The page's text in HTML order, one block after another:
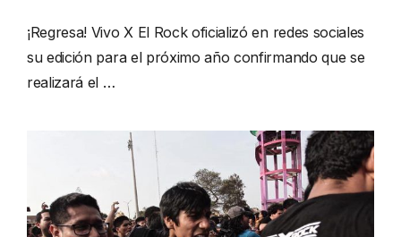
¡Regresa! Vivo X El Rock oficializó en redes sociales
su edición para el próximo año confirmando que se
realizará el …